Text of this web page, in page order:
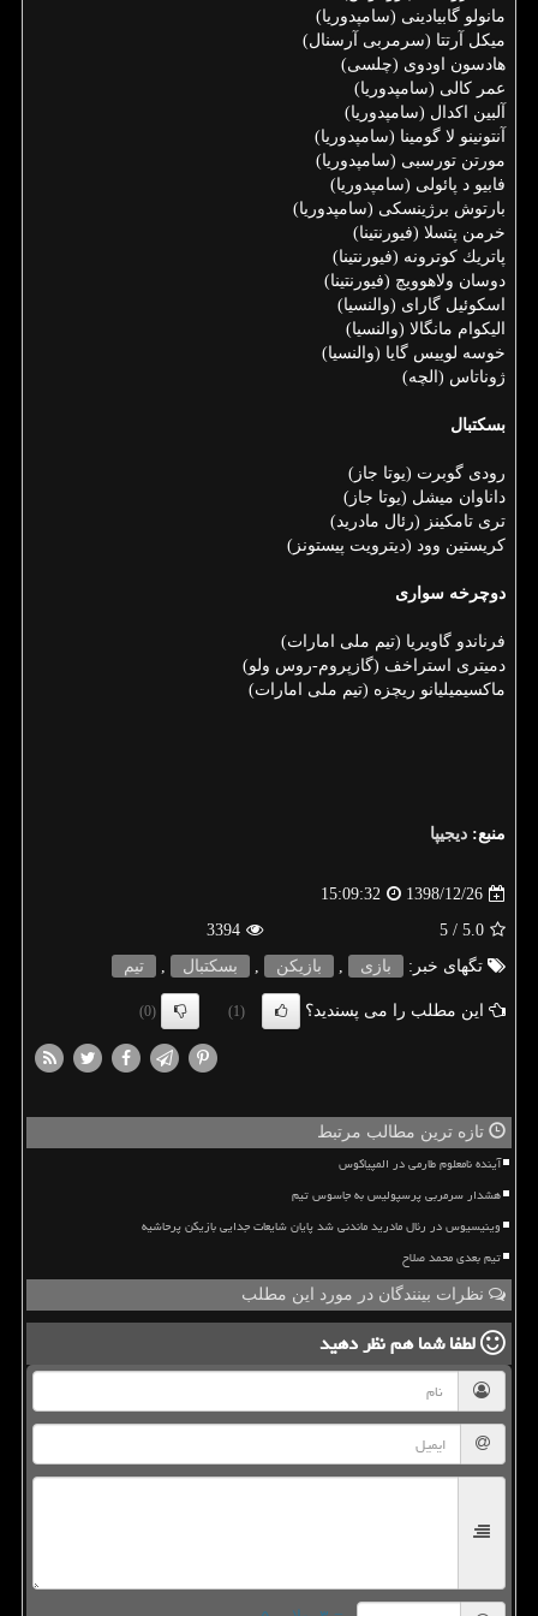
مانولو گابیادینی (سامپدوریا)
میكل آرتتا (سرمربی آرسنال)
هادسون اودوی (چلسی)
عمر كالی (سامپدوریا)
آلبین اكدال (سامپدوریا)
آنتونینو لا گومینا (سامپدوریا)
مورتن تورسبی (سامپدوریا)
فابیو د پائولی (سامپدوریا)
بارتوش برژینسكی (سامپدوریا)
خرمن پتسلا (فیورنتینا)
پاتریك كوترونه (فیورنتینا)
دوسان ولاهوویچ (فیورنتینا)
اسكوئیل گارای (والنسیا)
الیكوام مانگالا (والنسیا)
خوسه لوییس گایا (والنسیا)
ژوناتاس (الچه)
بسكتبال
رودی گوبرت (یوتا جاز)
داناوان میشل (یوتا جاز)
تری تامكینز (رئال مادرید)
كریستین وود (دیترویت پیستونز)
دوچرخه سواری
فرناندو گاویریا (تیم ملی امارات)
دمیتری استراخف (گازپروم-روس ولو)
ماكسیمیلیانو ریچزه (تیم ملی امارات)
منبع: دیجیپا
1398/12/26
15:09:32
5.0
/ 5
3394
تگهای خبر:
بازی , بازیكن , بسكتبال , تیم
این مطلب را می پسندید؟ (1)
(0)
تازه ترین مطالب مرتبط
آینده نامعلوم طارمی در المپیاکوس
هشدار سرمربی پرسپولیس به جاسوس تیم
وینیسیوس در رئال مادرید ماندنی شد پایان شایعات جدایی بازیکن پرحاشیه
تیم بعدی محمد صلاح
نظرات بینندگان در مورد این مطلب
لطفا شما همنظر دهید